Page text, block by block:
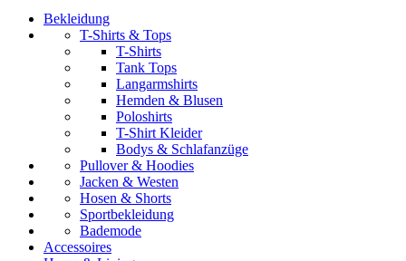
Bekleidung
T-Shirts & Tops
T-Shirts
Tank Tops
Langarmshirts
Hemden & Blusen
Poloshirts
T-Shirt Kleider
Bodys & Schlafanzüge
Pullover & Hoodies
Jacken & Westen
Hosen & Shorts
Sportbekleidung
Bademode
Accessoires